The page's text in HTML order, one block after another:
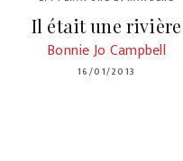
Il était une rivière
Bonnie Jo Campbell
16/01/2013